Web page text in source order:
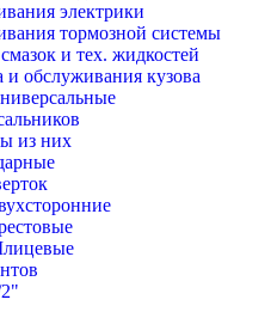
электрики
тормозной системы
и тех. жидкостей
и обслуживания кузова
из них